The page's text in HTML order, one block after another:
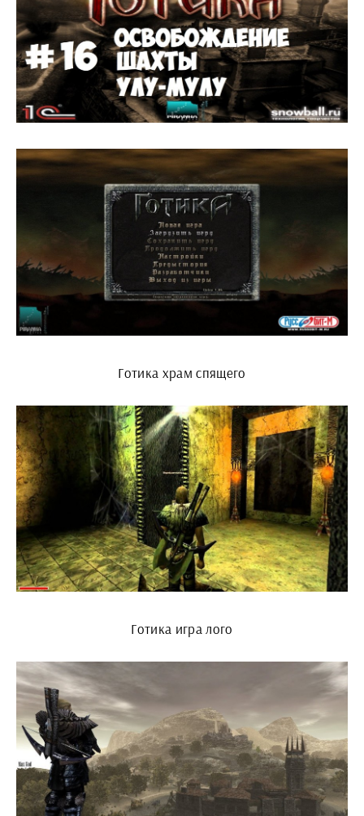
Готика храм спящего
Готика игра лого